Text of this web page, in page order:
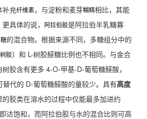
补充纤维素，与淀粉和麦芽糊精相比，其能
具体的说，
阿拉伯胶是阿拉伯半乳糖寡
的混合物。根据来源不同，多糖组分中的
胶）和 L-树胶醛糖比例也不相同。与金合
胶含有更多 4-O-甲基-D-葡萄糖醛酸，
替代的 D-葡萄糖醛酸的量较少。具有高度
的胶类在溶水的过程中仅能最多加进约
达饱和，而阿拉伯胶与水的混合比则可高